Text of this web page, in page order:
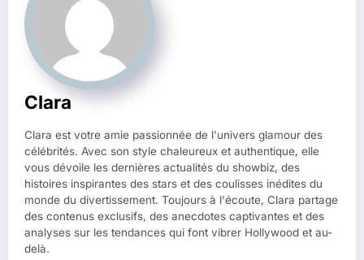
Clara
Clara est votre amie passionnée de l'univers glamour des
célébrités. Avec son style chaleureux et authentique, elle
vous dévoile les dernières actualités du showbiz, des
histoires inspirantes des stars et des coulisses inédites du
monde du divertissement. Toujours à l'écoute, Clara partage
des contenus exclusifs, des anecdotes captivantes et des
analyses sur les tendances qui font vibrer Hollywood et au-
delà.